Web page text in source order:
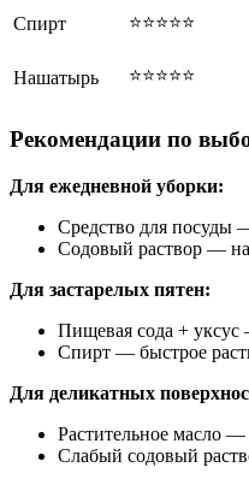
Спирт ⭐⭐⭐⭐⭐
Нашатырь
⭐⭐⭐⭐⭐
Рекомендации по
Для ежедневной уборки:
Средство для посуды
Содовый раствор —
Для застарелых пятен:
Пищевая сода +
Спирт — быстрое
Для деликатных
Растительное масло
Слабый содовый